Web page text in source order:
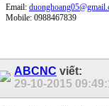
Email:
Mobile: 0988467839
ABCNC viết:
29-10-2015